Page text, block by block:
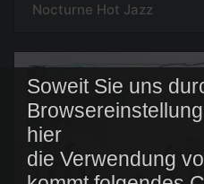
Soweit Sie uns
hier
die Verwendung
Nocturne Hot Jazz